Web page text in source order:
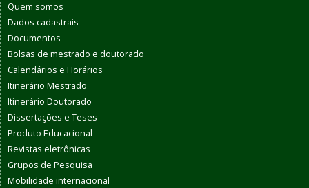
Quem somos
Dados cadastrais
Documentos
Bolsas de mestrado e doutorado
Calendários e Horários
Itinerário Mestrado
Itinerário Doutorado
Dissertações e Teses
Produto Educacional
Revistas eletrônicas
Grupos de Pesquisa
Mobilidade internacional